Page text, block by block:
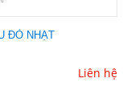
ĐỎ NHẠT
Liên hệ